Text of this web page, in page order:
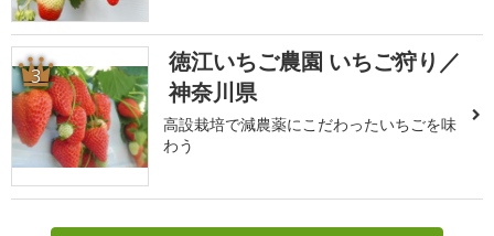
3
徳江いちご農園 いちご狩り／
神奈川県
高設栽培で減農薬にこだわったいちごを味
わう